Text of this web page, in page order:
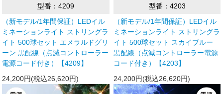
型番：4209
（新モデル/1年間保証）LEDイル
ミネーションライト ストリングラ
イト 500球セット エメラルドグリ
ーン 黒配線（点滅コントローラー
電源コード付き）【4209】
24,200円(税込26,620円)
型番：4203
（新モデル/1年間保証）LEDイル
ミネーションライト ストリングラ
イト 500球セット スカイブルー
黒配線（点滅コントローラー電源
コード付き）【4203】
24,200円(税込26,620円)